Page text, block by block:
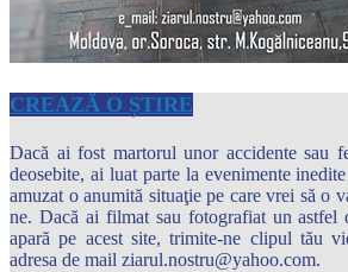
CREAZĂ O ȘTIRE
Dacă ai fost martorul unor accidente sau
deosebite, ai luat parte la evenimente
amuzat o anumită situaţie pe care vrei să o
ne. Dacă ai filmat sau fotografiat un astfel
apară pe acest site, trimite-ne clipul tău
adresa de mail ziarul.nostru@yahoo.com.